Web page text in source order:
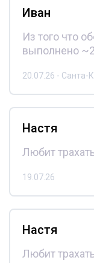
Иван
Из того что
выполнено
20.07.26 - Санта-
Настя
Любит
19.07.26
Настя
Любит